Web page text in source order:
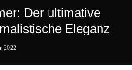
Der ultimative
Eleganz
2022